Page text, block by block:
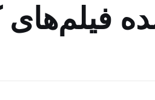
فیلم‌های